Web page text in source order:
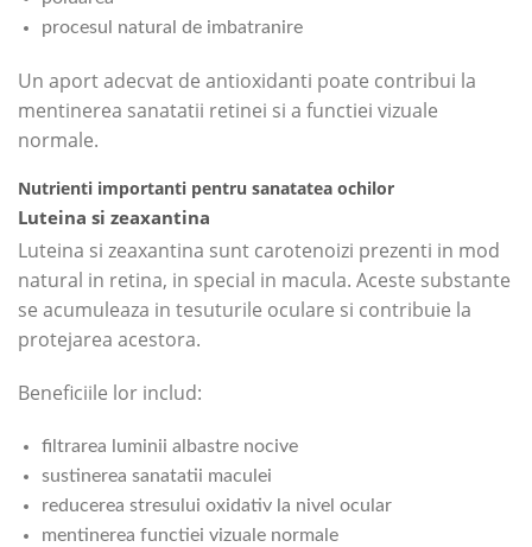
procesul natural de imbatranire
Un aport adecvat de antioxidanti poate contribui la
mentinerea sanatatii retinei si a functiei vizuale
normale.
Nutrienti importanti pentru sanatatea ochilor
Luteina si zeaxantina
Luteina si zeaxantina sunt carotenoizi prezenti in mod
natural in retina, in special in macula. Aceste substante
se acumuleaza in tesuturile oculare si contribuie la
protejarea acestora.
Beneficiile lor includ:
filtrarea luminii albastre nocive
sustinerea sanatatii maculei
reducerea stresului oxidativ la nivel ocular
mentinerea functiei vizuale normale